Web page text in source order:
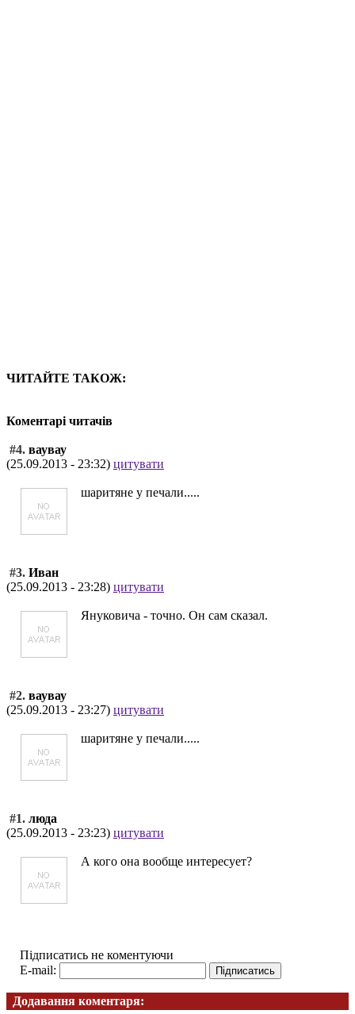
ЧИТАЙТЕ ТАКОЖ:
Коментарі читачів
#4. ваувау
(25.09.2013 - 23:32) цитувати
шаритяне у печали.....
#3. Иван
(25.09.2013 - 23:28) цитувати
Януковича - точно. Он сам сказал.
#2. ваувау
(25.09.2013 - 23:27) цитувати
шаритяне у печали.....
#1. люда
(25.09.2013 - 23:23) цитувати
А кого она вообще интересует?
Підписатись не коментуючи
E-mail:
Додавання коментаря: